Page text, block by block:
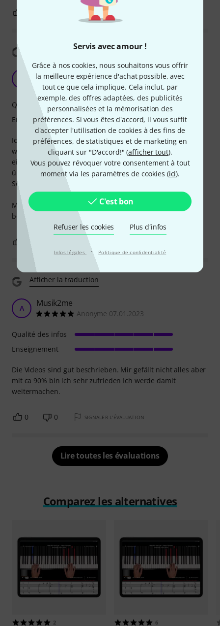
Servis avec amour !
Grâce à nos cookies, nous souhaitons vous offrir
la meilleure expérience d'achat possible, avec
tout ce que cela implique. Cela inclut, par
exemple, des offres adaptées, des publicités
personnalisées et la mémorisation des
préférences. Si vous êtes d'accord, il vous suffit
d'accepter l'utilisation de cookies à des fins de
préférences, de statistiques et de marketing en
cliquant sur "D'accord!" (afficher tout).
Vous pouvez révoquer votre consentement à tout
moment via les paramètres de cookies (ici).
C'est bon
Refuser les cookies Plus d´infos
Infos légales · Politique de confidentialité
SIGNALER L'ÉVALUATION
Afficher la traduction
Für meine Ansprüche passend.
OldManatWork 28.07.2021
Ich habe das Abo abgeschlossen, um beim Gitarrenspiel
weit zu kommen. Die Lektionen sind übersichtlich und
einfach zu verstehen, was nicht benötigt wird, kann man
überspringen. Die Adaption der App hat noch einige
Schwächen, daher habe ich dann das Notebook genutzt.
Mir hat music2me weitergeholfen, daher kann ich es
bedenkenlos weiter empfehlen.
Qualité des infos
Enseignement
SIGNALER L'ÉVALUATION
Afficher la traduction
A Musik2me
Anonyme 07.01.2023
Die Videos sind gut beschrieben. Mir gefällt nicht alles aber
mit ca 90% bin ich sehr zufrieden Ich werde damit
weitermachen.
Qualité des infos
Enseignement
0 0 SIGNALER L'ÉVALUATION
Lire toutes les évaluations
Comparez les alternatives
2 6